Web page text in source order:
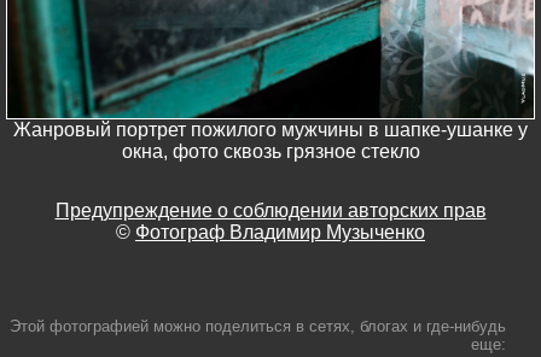
Жанровый портрет пожилого мужчины в шапке-ушанке у
окна, фото сквозь грязное стекло
Предупреждение о соблюдении авторских прав
© Фотограф Владимир Музыченко
Этой фотографией можно поделиться в сетях, блогах и где-нибудь
еще: